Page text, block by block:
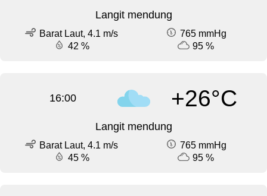
Langit mendung
Barat Laut, 4.1 m/s
765 mmHg
42 %
95 %
16:00 +26°C
Langit mendung
Barat Laut, 4.1 m/s
765 mmHg
45 %
95 %